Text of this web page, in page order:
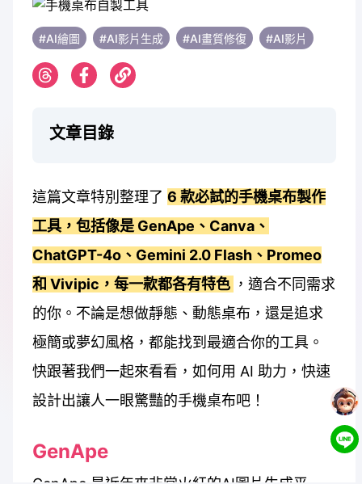
#AI繪圖 #AI影片生成 #AI畫質修復 #AI影片
文章目錄
這篇文章特別整理了 6 款必試的手機桌布製作
工具，包括像是 GenApe、Canva、
ChatGPT-4o、Gemini 2.0 Flash、Promeo
和 Vivipic，每一款都各有特色 ，適合不同需求
的你。不論是想做靜態、動態桌布，還是追求
極簡或夢幻風格，都能找到最適合你的工具。
快跟著我們一起來看看，如何用 AI 助力，快速
設計出讓人一眼驚豔的手機桌布吧！
GenApe